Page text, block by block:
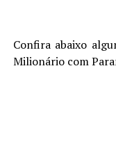
Confira abaixo
Milionário com